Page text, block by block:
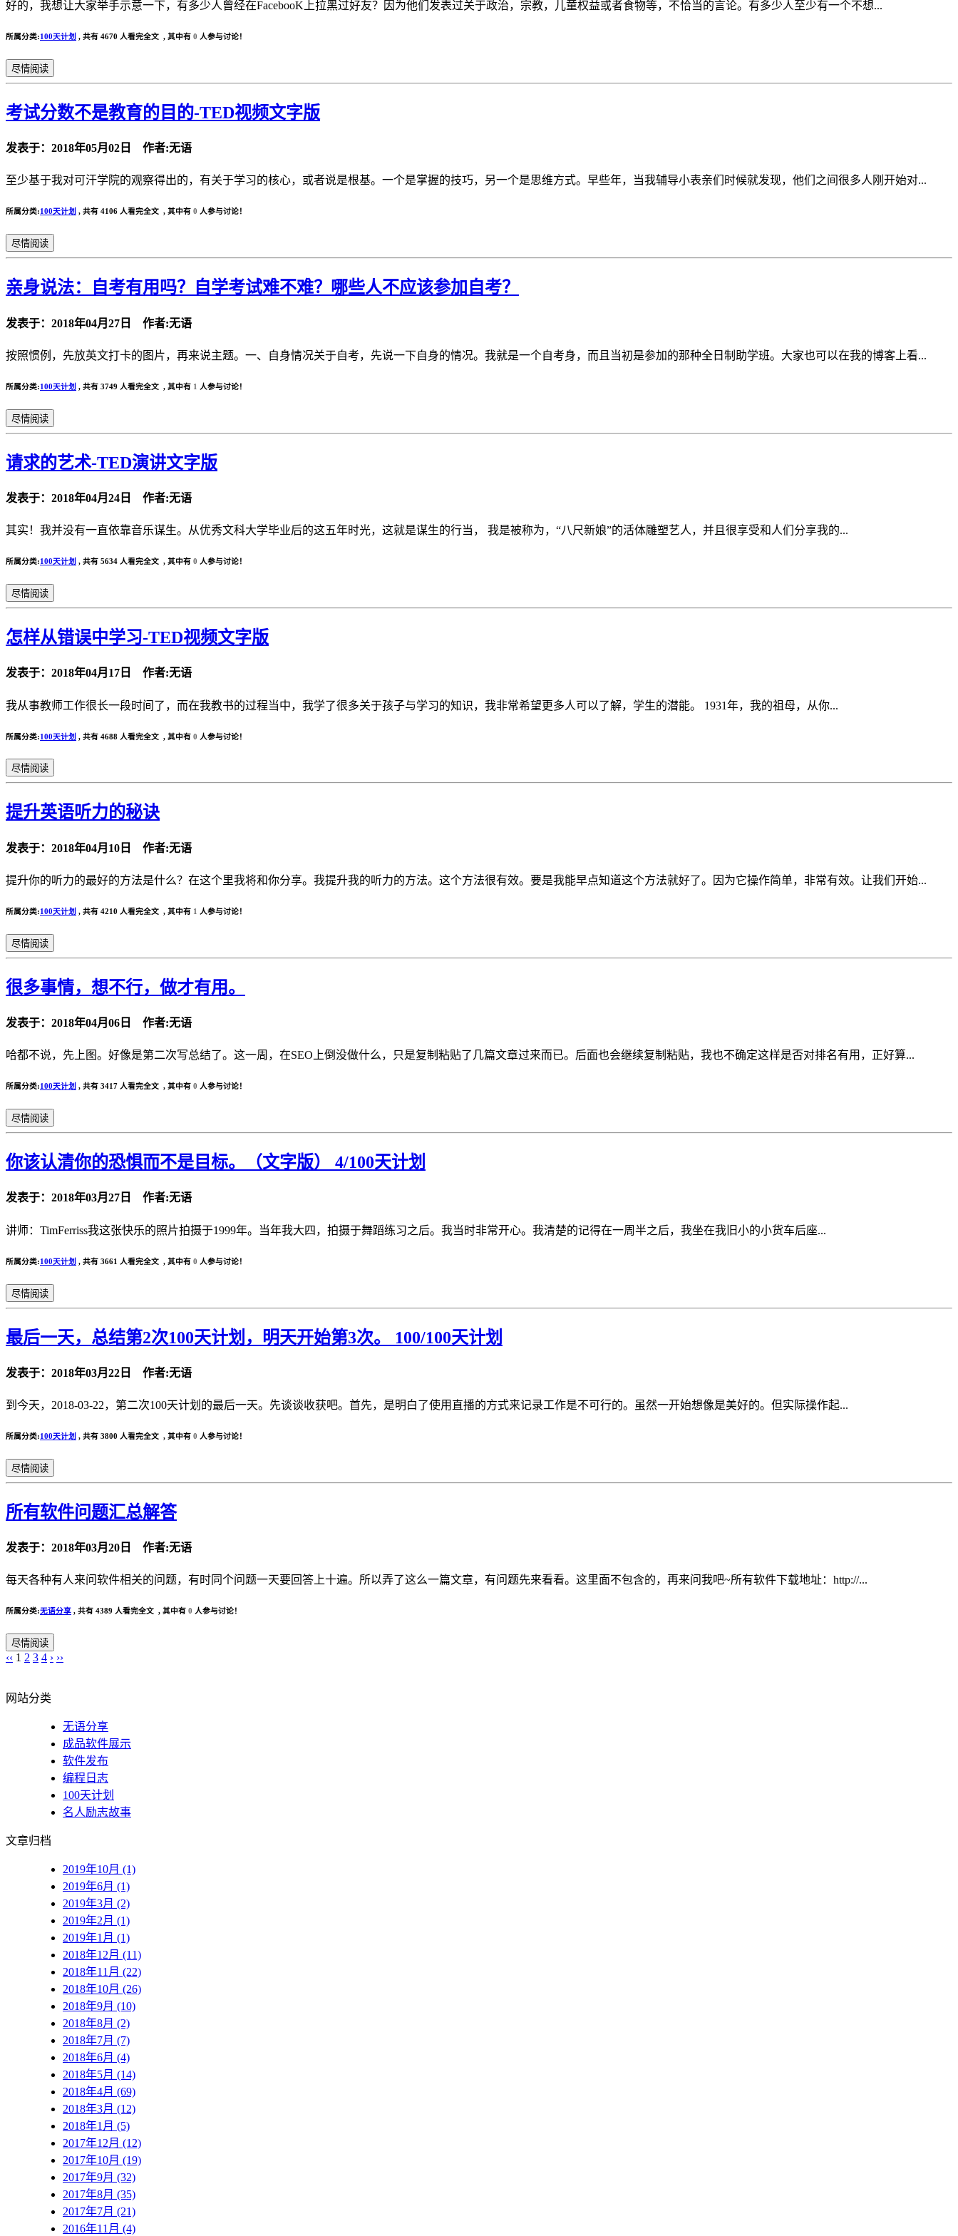
好的，我想让大家举手示意一下，有多少人曾经在FacebooK上拉黑过好友？因为他们发表过关于政治，宗教，儿童权益或者食物等，不恰当的言论。有多少人至少有一个不想...
所属分类:100天计划 , 共有 4670 人看完全文 , 其中有 0 人参与讨论！
尽情阅读
考试分数不是教育的目的-TED视频文字版
发表于：2018年05月02日 作者:无语
至少基于我对可汗学院的观察得出的，有关于学习的核心，或者说是根基。一个是掌握的技巧，另一个是思维方式。早些年，当我辅导小表亲们时候就发现，他们之间很多人刚开始对...
所属分类:100天计划 , 共有 4106 人看完全文 , 其中有 0 人参与讨论！
尽情阅读
亲身说法：自考有用吗？自学考试难不难？哪些人不应该参加自考？
发表于：2018年04月27日 作者:无语
按照惯例，先放英文打卡的图片，再来说主题。一、自身情况关于自考，先说一下自身的情况。我就是一个自考身，而且当初是参加的那种全日制助学班。大家也可以在我的博客上看...
所属分类:100天计划 , 共有 3749 人看完全文 , 其中有 1 人参与讨论！
尽情阅读
请求的艺术-TED演讲文字版
发表于：2018年04月24日 作者:无语
其实！我并没有一直依靠音乐谋生。从优秀文科大学毕业后的这五年时光，这就是谋生的行当， 我是被称为，“八尺新娘”的活体雕塑艺人，并且很享受和人们分享我的...
所属分类:100天计划 , 共有 5634 人看完全文 , 其中有 0 人参与讨论！
尽情阅读
怎样从错误中学习-TED视频文字版
发表于：2018年04月17日 作者:无语
我从事教师工作很长一段时间了，而在我教书的过程当中，我学了很多关于孩子与学习的知识，我非常希望更多人可以了解，学生的潜能。 1931年，我的祖母，从你...
所属分类:100天计划 , 共有 4688 人看完全文 , 其中有 0 人参与讨论！
尽情阅读
提升英语听力的秘诀
发表于：2018年04月10日 作者:无语
提升你的听力的最好的方法是什么？在这个里我将和你分享。我提升我的听力的方法。这个方法很有效。要是我能早点知道这个方法就好了。因为它操作简单，非常有效。让我们开始...
所属分类:100天计划 , 共有 4210 人看完全文 , 其中有 1 人参与讨论！
尽情阅读
很多事情，想不行，做才有用。
发表于：2018年04月06日 作者:无语
哈都不说，先上图。好像是第二次写总结了。这一周，在SEO上倒没做什么，只是复制粘贴了几篇文章过来而已。后面也会继续复制粘贴，我也不确定这样是否对排名有用，正好算...
所属分类:100天计划 , 共有 3417 人看完全文 , 其中有 0 人参与讨论！
尽情阅读
你该认清你的恐惧而不是目标。（文字版） 4/100天计划
发表于：2018年03月27日 作者:无语
讲师：TimFerriss我这张快乐的照片拍摄于1999年。当年我大四，拍摄于舞蹈练习之后。我当时非常开心。我清楚的记得在一周半之后，我坐在我旧小的小货车后座...
所属分类:100天计划 , 共有 3661 人看完全文 , 其中有 0 人参与讨论！
尽情阅读
最后一天，总结第2次100天计划，明天开始第3次。 100/100天计划
发表于：2018年03月22日 作者:无语
到今天，2018-03-22，第二次100天计划的最后一天。先谈谈收获吧。首先，是明白了使用直播的方式来记录工作是不可行的。虽然一开始想像是美好的。但实际操作起...
所属分类:100天计划 , 共有 3800 人看完全文 , 其中有 0 人参与讨论！
尽情阅读
所有软件问题汇总解答
发表于：2018年03月20日 作者:无语
每天各种有人来问软件相关的问题，有时同个问题一天要回答上十遍。所以弄了这么一篇文章，有问题先来看看。这里面不包含的，再来问我吧~所有软件下载地址：http://...
所属分类:无语分享 , 共有 4389 人看完全文 , 其中有 0 人参与讨论！
尽情阅读
‹‹ 1 2 3 4 › ››
网站分类
无语分享
成品软件展示
软件发布
编程日志
100天计划
名人励志故事
文章归档
2019年10月 (1)
2019年6月 (1)
2019年3月 (2)
2019年2月 (1)
2019年1月 (1)
2018年12月 (11)
2018年11月 (22)
2018年10月 (26)
2018年9月 (10)
2018年8月 (2)
2018年7月 (7)
2018年6月 (4)
2018年5月 (14)
2018年4月 (69)
2018年3月 (12)
2018年1月 (5)
2017年12月 (12)
2017年10月 (19)
2017年9月 (32)
2017年8月 (35)
2017年7月 (21)
2016年11月 (4)